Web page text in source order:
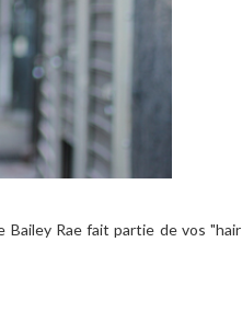
Bailey Rae fait partie de vos "hair